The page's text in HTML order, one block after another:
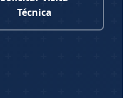
Técnica